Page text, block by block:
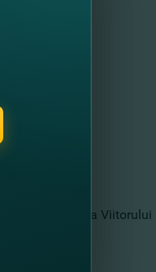
Educaţie Clasa Viitorului